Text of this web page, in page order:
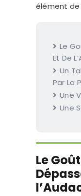
élément de
Le
Et De
Un
Par La
Une
Une
Le